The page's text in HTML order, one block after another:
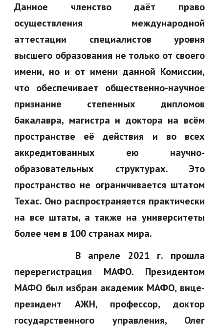
Данное членство даёт право
осуществления международной
аттестации специалистов уровня
высшего образования не только от своего
имени, но и от имени данной Комиссии,
что обеспечивает общественно-научное
признание степенных дипломов
бакалавра, магистра и доктора на всём
пространстве её действия и во всех
аккредитованных ею научно-
образовательных структурах. Это
пространство не ограничивается штатом
Техас. Оно распространяется практически
на все штаты, а также на университеты
более чем в 100 странах мира.
В апреле 2021 г. прошла
перерегистрация МАФО. Президентом
МАФО был избран академик МАФО, вице-
президент АЖН, профессор, доктор
государственного управления, Олег